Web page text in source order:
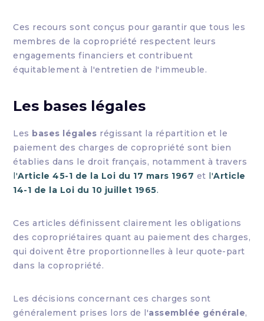
Ces recours sont conçus pour garantir que tous les
membres de la copropriété respectent leurs
engagements financiers et contribuent
équitablement à l'entretien de l'immeuble.
Les bases légales
Les bases légales régissant la répartition et le
paiement des charges de copropriété sont bien
établies dans le droit français, notamment à travers
l'Article 45-1 de la Loi du 17 mars 1967 et l'Article
14-1 de la Loi du 10 juillet 1965.
Ces articles définissent clairement les obligations
des copropriétaires quant au paiement des charges,
qui doivent être proportionnelles à leur quote-part
dans la copropriété.
Les décisions concernant ces charges sont
généralement prises lors de l'assemblée générale,